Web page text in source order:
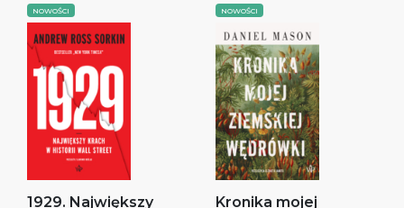
NOWOŚCI
1929. Największy
NOWOŚCI
Kronika mojej